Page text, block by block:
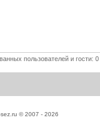
пользователей и гости: 0
© 2007 - 2026